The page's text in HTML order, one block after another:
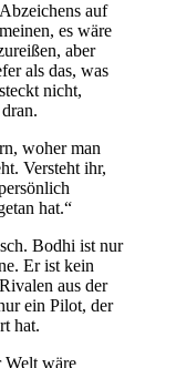
auf
es wäre
aber
als das, was
nicht,
woher man
Versteht ihr,
hat.“
Bodhi ist nur
Er ist kein
aus der
ein Pilot, der
hat.
Welt wäre